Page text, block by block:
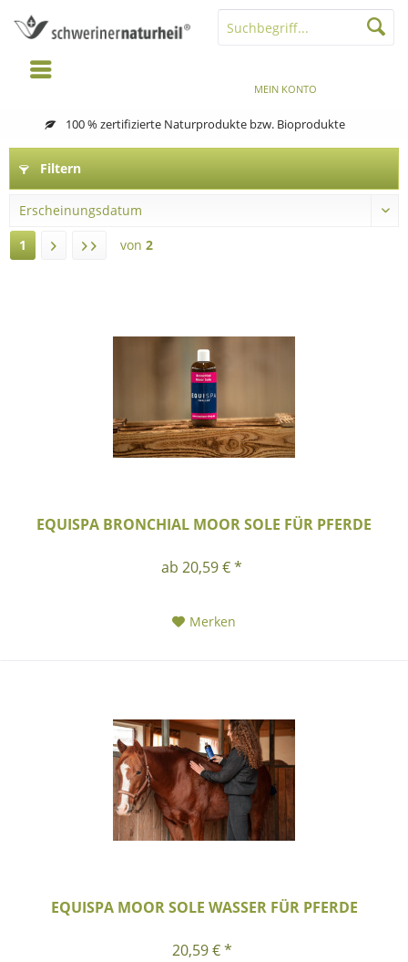
100 % zertifizierte Naturprodukte bzw. Bioprodukte
MEIN KONTO
Filtern
1 von 2
EQUISPA BRONCHIAL MOOR SOLE FÜR PFERDE
ab 20,59 € *
Merken
EQUISPA MOOR SOLE WASSER FÜR PFERDE
20,59 € *